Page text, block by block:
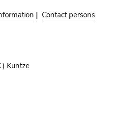
| Contact persons
Kuntze